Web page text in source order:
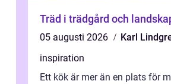
Träd i trädgård och
05 augusti 2026
Karl
inspiration
Ett kök är mer än en plats för